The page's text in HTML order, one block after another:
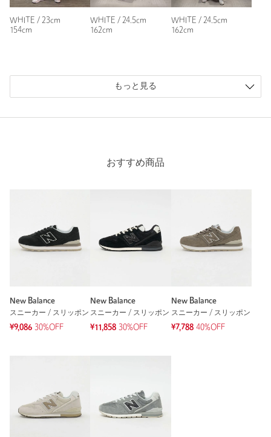
能を保証するものではありません。
WHITE / 23cm
154cm
WHITE / 24.5cm
162cm
WHITE / 24.5cm
162cm
もっと見る
おすすめ商品
New Balance
スニーカー / スリッポン
¥9,086 30%OFF
New Balance
スニーカー / スリッポン
¥11,858 30%OFF
New Balance
スニーカー / スリッポン
¥7,788 40%OFF